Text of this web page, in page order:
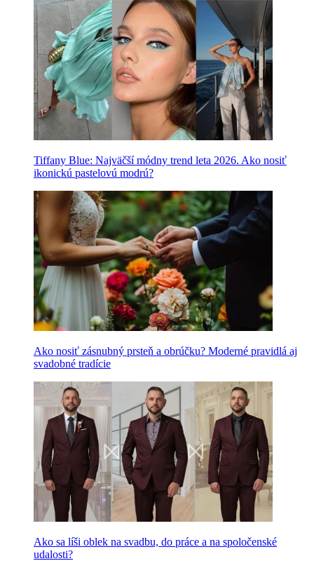
Tiffany Blue: Najväčší módny trend leta 2026. Ako nosiť
ikonickú pastelovú modrú?
Ako nosiť zásnubný prsteň a obrúčku? Moderné pravidlá aj
svadobné tradície
Ako sa líši oblek na svadbu, do práce a na spoločenské
udalosti?